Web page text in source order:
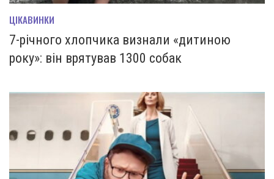
ЦІКАВИНКИ
7-річного хлопчика визнали «дитиною
року»: він врятував 1300 собак